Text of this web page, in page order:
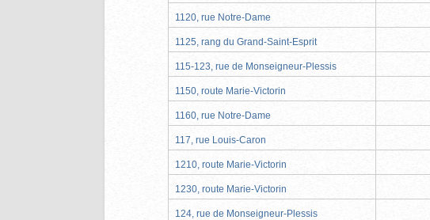
1120, rue Notre-Dame
1125, rang du Grand-Saint-Esprit
115-123, rue de Monseigneur-Plessis
1150, route Marie-Victorin
1160, rue Notre-Dame
117, rue Louis-Caron
1210, route Marie-Victorin
1230, route Marie-Victorin
124, rue de Monseigneur-Plessis